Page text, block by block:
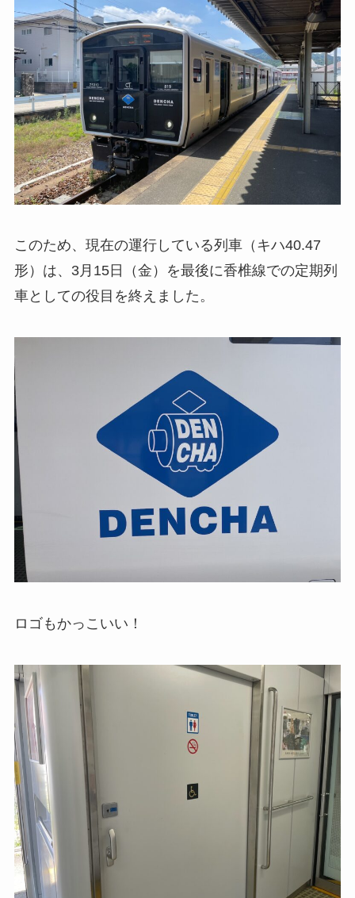
このため、現在の運行している列車（キハ40.47
形）は、3月15日（金）を最後に香椎線での定期列
車としての役目を終えました。
ロゴもかっこいい！